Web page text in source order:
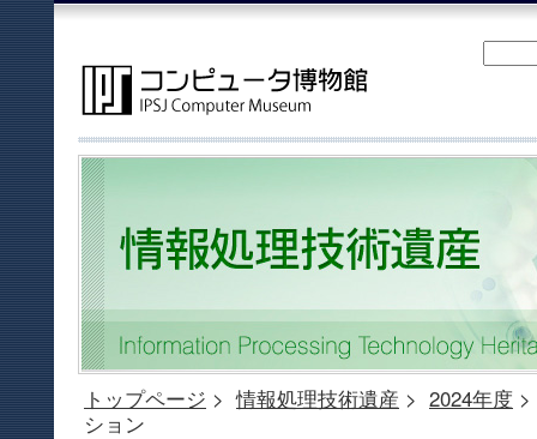
トップページ > 情報処理技術遺産 > 2024年度 >
ション